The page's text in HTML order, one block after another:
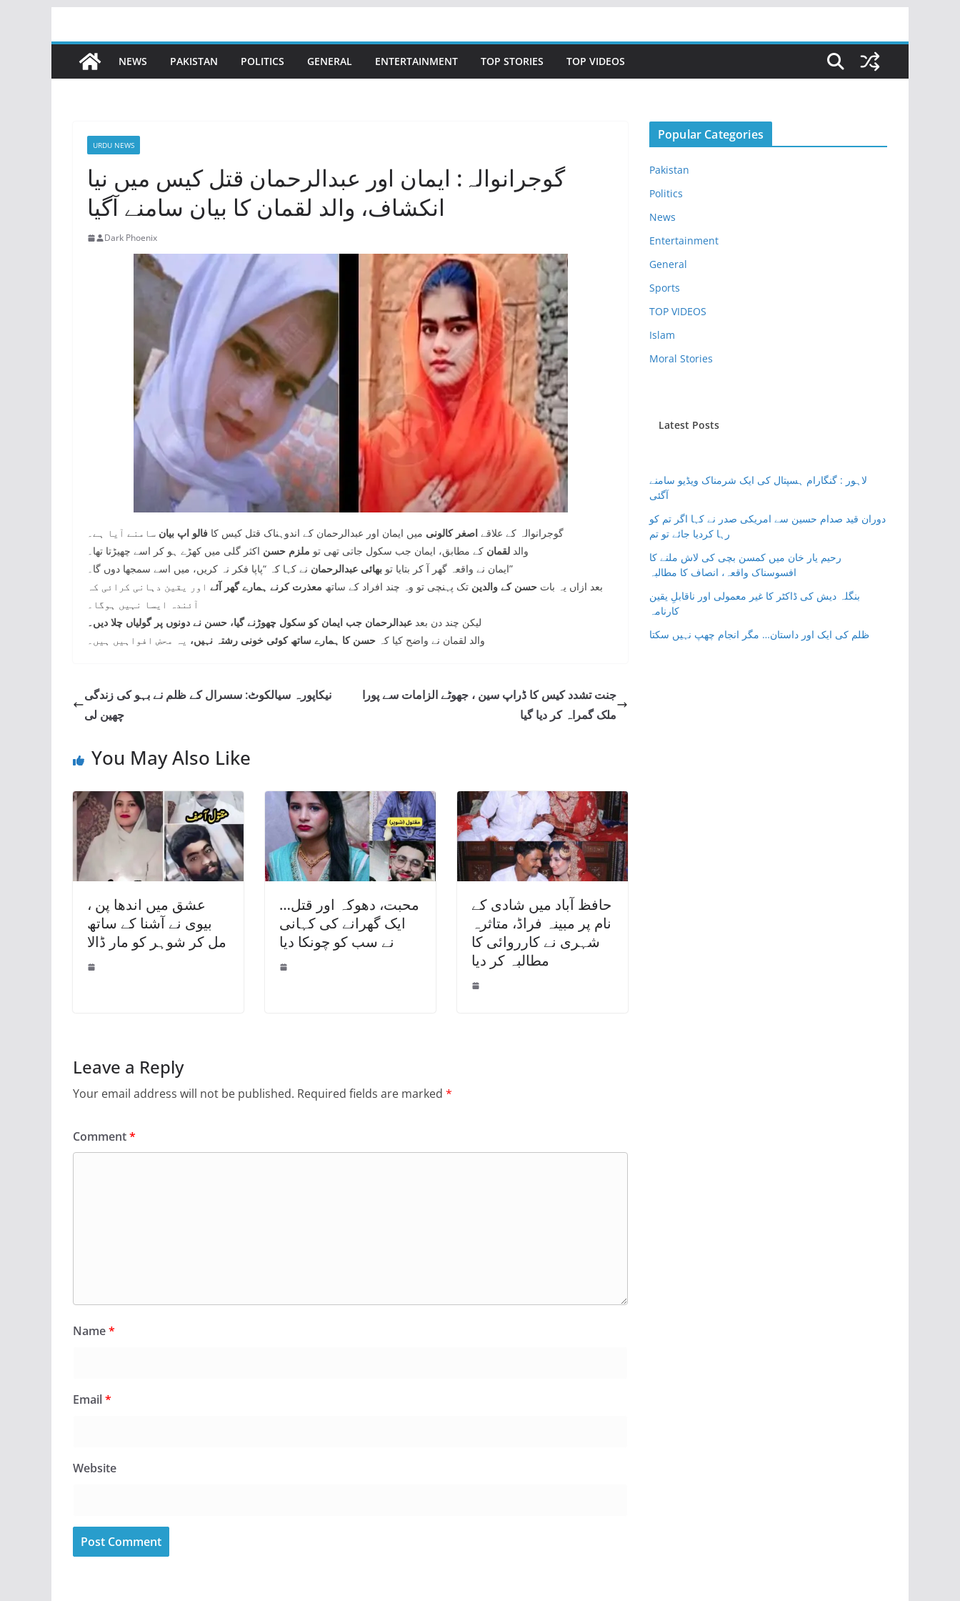
content
NEWS PAKISTAN POLITICS GENERAL ENTERTAINMENT TOP STORIES TOP VIDEOS
URDU NEWS
گوجرانوالہ: ایمان اور عبدالرحمان قتل کیس میں نیا
انکشاف، والد لقمان کا بیان سامنے آگیا
Dark Phoenix
گوجرانوالہ کے علاقے اصغر کالونی میں ایمان اور عبدالرحمان کے اندوہناک قتل کیس کا فالو اپ بیان سامنے آیا ہے۔
والد لقمان کے مطابق، ایمان جب سکول جاتی تھی تو ملزم حسن اکثر گلی میں کھڑے ہو کر اسے چھیڑتا تھا۔
ایمان نے واقعہ گھر آ کر بتایا تو بھائی عبدالرحمان
نے کہا کہ “پاپا فکر نہ کریں، میں اسے سمجھا دوں گا۔”
بعد ازاں یہ بات حسن کے والدین تک پہنچی تو وہ چند افراد کے ساتھ معذرت کرنے ہمارے گھر آئے اور یقین دہانی کرائی کہ
آئندہ ایسا نہیں ہوگا۔
لیکن چند دن بعد عبدالرحمان جب ایمان کو سکول چھوڑنے گیا، حسن نے دونوں پر گولیاں چلا دیں۔
والد لقمان نے واضح کیا کہ حسن کا ہمارے ساتھ کوئی خونی رشتہ نہیں، یہ محض افواہیں ہیں۔
نیکاپورہ سیالکوٹ: سسرال کے ظلم نے بہو کی زندگی
چھین لی
جنت تشدد کیس کا ڈراپ سین ، جھوٹے الزامات سے پورا
ملک گمراہ کر دیا گیا
You May Also Like
عشق میں اندھا پن ،
بیوی نے آشنا کے ساتھ
مل کر شوہر کو مار ڈالا
محبت، دھوکہ اور قتل…
ایک گھرانے کی کہانی
نے سب کو چونکا دیا
حافظ آباد میں شادی کے
نام پر مبینہ فراڈ، متاثرہ
شہری نے کارروائی کا
مطالبہ کر دیا
Leave a Reply
Your email address will not be published. Required fields are marked *
Comment*
Name*
Email*
Website
Popular Categories
Pakistan
Politics
News
Entertainment
General
Sports
TOP VIDEOS
Islam
Moral Stories
Latest Posts
لاہور : گنگارام ہسپتال کی ایک شرمناک ویڈیو سامنے
آگئی
دوران قید صدام حسین سے امریکی صدر نے کہا اگر تم کو
رہا کردیا جائے تو تم
رحیم یار خان میں کمسن بچی کی لاش ملنے کا
افسوسناک واقعہ، انصاف کا مطالبہ
بنگلہ دیش کی ڈاکٹر کا غیر معمولی اور ناقابلِ یقین
کارنامہ
ظلم کی ایک اور داستان… مگر انجام چھپ نہیں سکتا